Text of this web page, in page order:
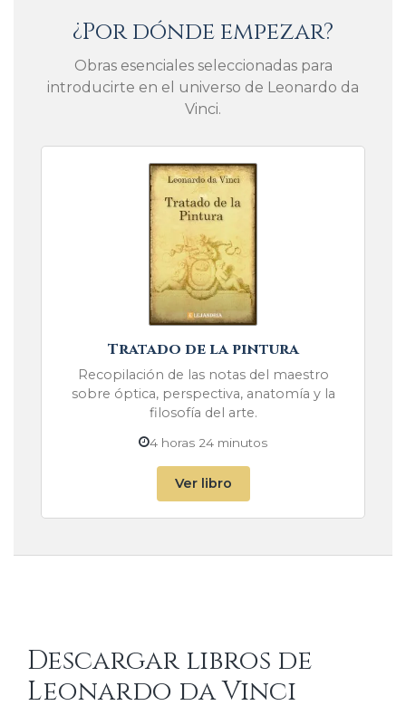
¿Por dónde empezar?
Obras esenciales seleccionadas para
introducirte en el universo de Leonardo da
Vinci.
Tratado de la pintura
Recopilación de las notas del maestro
sobre óptica, perspectiva, anatomía y la
filosofía del arte.
4 horas 24 minutos
Ver libro
Descargar libros de
Leonardo da Vinci